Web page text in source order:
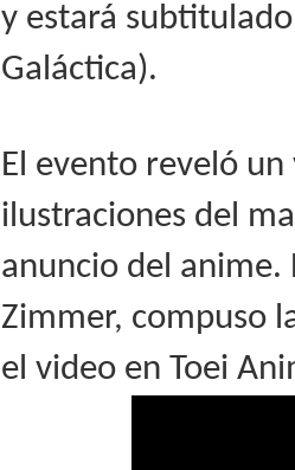
y estará
Galáctica).
El evento reveló
ilustraciones del
anuncio del anime.
Zimmer, compuso
el video en Toei